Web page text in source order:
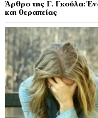
Άρθρο της Γ. Γκούλα:
και θεραπείας